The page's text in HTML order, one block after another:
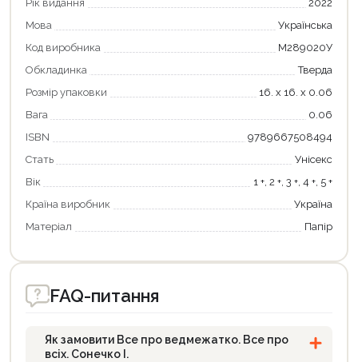
Рік видання
2022
Мова
Українська
Код виробника
М289020У
Обкладинка
Тверда
Розмір упаковки
16. х 16. х 0.06
Вага
0.06
ISBN
9789667508494
Стать
Унісекс
Вік
1 +, 2 +, 3 +, 4 +, 5 +
Країна виробник
Україна
Матеріал
Папір
FAQ-питання
Як замовити Все про ведмежатко. Все про
всіх. Сонечко І.
Оформити замовлення